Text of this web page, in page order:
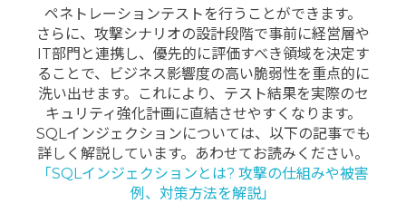
ペネトレーションテストを行うことができます。
さらに、攻撃シナリオの設計段階で事前に経営層や
IT部門と連携し、優先的に評価すべき領域を決定す
ることで、ビジネス影響度の高い脆弱性を重点的に
洗い出せます。これにより、テスト結果を実際のセ
キュリティ強化計画に直結させやすくなります。
SQLインジェクションについては、以下の記事でも
詳しく解説しています。あわせてお読みください。
「SQLインジェクションとは? 攻撃の仕組みや被害
例、対策方法を解説」